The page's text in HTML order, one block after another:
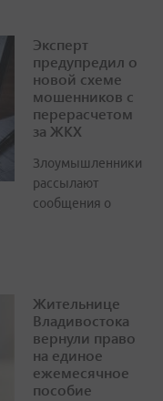
Эксперт
предупредил о
новой схеме
мошенников с
перерасчетом
за ЖКХ
Злоумышленники
рассылают
сообщения о
Жительнице
Владивостока
вернули право
на единое
ежемесячное
пособие